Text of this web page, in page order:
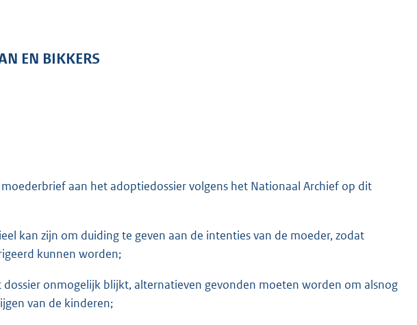
r
EN BIKKERS
aan het adoptiedossier volgens het Nationaal Archief op dit
kan zijn om duiding te geven aan de intenties van de moeder, zodat
kunnen worden;
onmogelijk blijkt, alternatieven gevonden moeten worden om alsnog
van de kinderen;